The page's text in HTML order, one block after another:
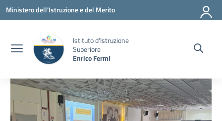
Vai ai contenuti
Vai al menu di navigazione
Vai al footer
Ministero dell'Istruzione e del Merito
Istituto d'Istruzione
Superiore
Enrico Fermi